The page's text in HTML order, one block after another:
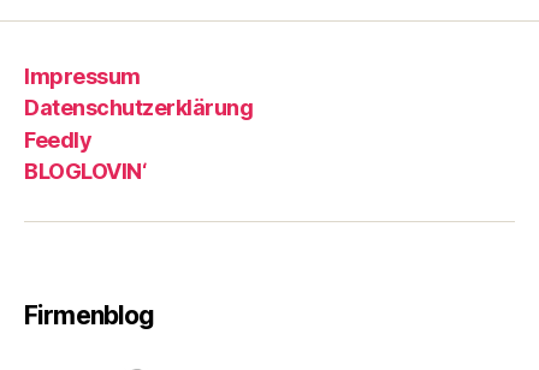
Impressum
Datenschutzerklärung
Feedly
BLOGLOVIN‘
Firmenblog